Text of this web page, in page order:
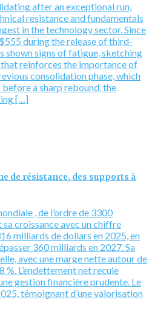
after an exceptional run,
resistance and fundamentals
in the technology sector. Since
during the release of third-
shown signs of fatigue, sketching
reinforces the importance of
consolidation phase, which
a sharp rebound, the
[…]
de résistance, des supports à
, de l’ordre de 3300
croissance avec un chiffre
milliards de dollars en 2025, en
360 milliards en 2027. Sa
avec une marge nette autour de
%. L’endettement net recule
gestion financière prudente. Le
témoignant d’une valorisation